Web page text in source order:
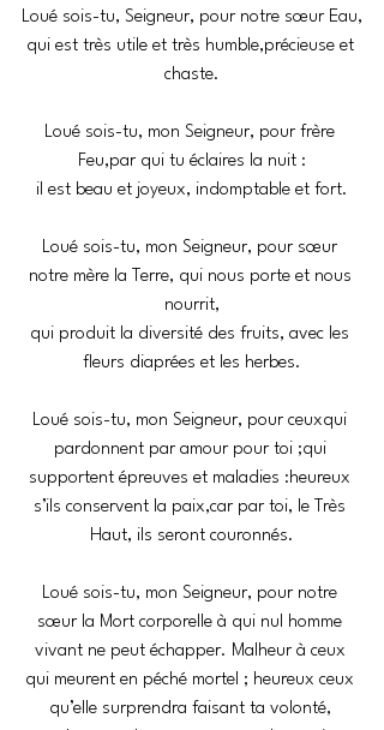
Loué sois-tu, Seigneur, pour notre sœur Eau,
qui est très utile et très humble,précieuse et
chaste.
Loué sois-tu, mon Seigneur, pour frère
Feu,par qui tu éclaires la nuit :
il est beau et joyeux, indomptable et fort.
Loué sois-tu, mon Seigneur, pour sœur
notre mère la Terre, qui nous porte et nous
nourrit,
qui produit la diversité des fruits, avec les
fleurs diaprées et les herbes.
Loué sois-tu, mon Seigneur, pour ceuxqui
pardonnent par amour pour toi ;qui
supportent épreuves et maladies :heureux
s’ils conservent la paix,car par toi, le Très
Haut, ils seront couronnés.
Loué sois-tu, mon Seigneur, pour notre
sœur la Mort corporelle à qui nul homme
vivant ne peut échapper. Malheur à ceux
qui meurent en péché mortel ; heureux ceux
qu’elle surprendra faisant ta volonté,